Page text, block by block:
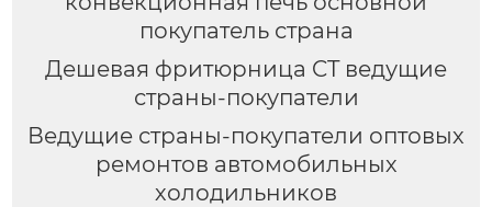
покупатель страна
Дешевая фритюрница CT ведущие
страны-покупатели
Ведущие страны-покупатели оптовых
ремонтов автомобильных
холодильников